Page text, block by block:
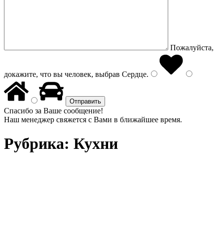
Пожалуйста,
докажите, что вы человек, выбрав Сердце.
Спасибо за Ваше сообщение!
Наш менеджер свяжется с Вами в ближайшее время.
Рубрика: Кухни